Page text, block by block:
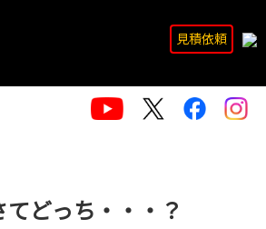
見積依頼
どっち・・・？